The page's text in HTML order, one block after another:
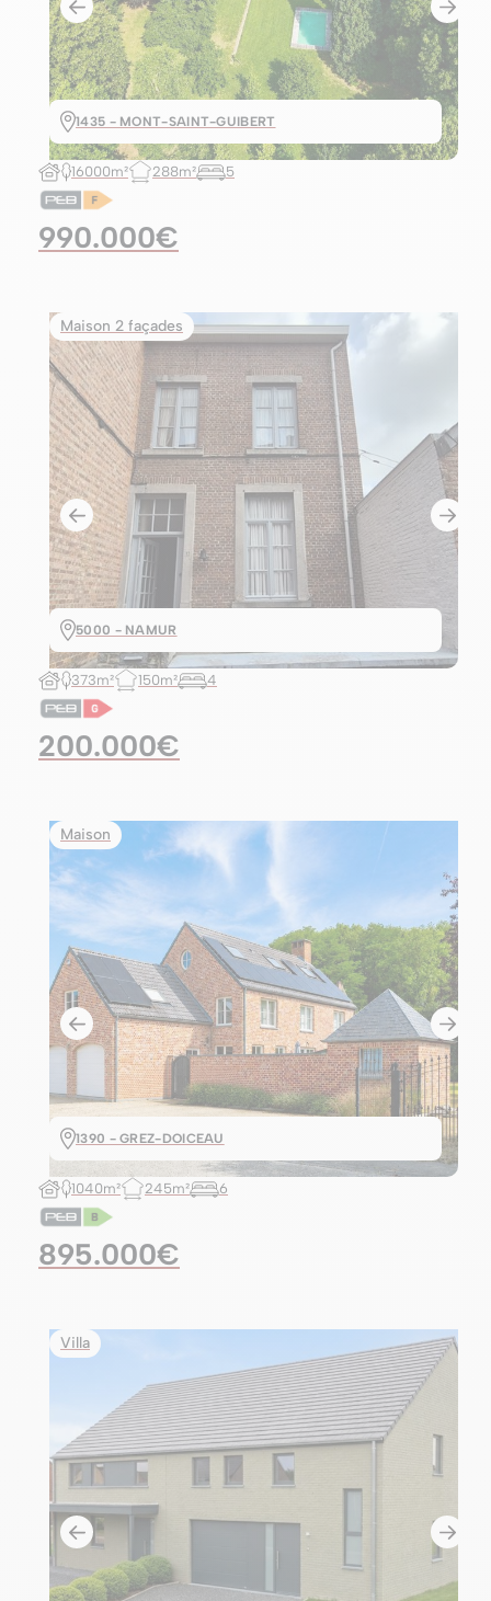
1435 - MONT-SAINT-GUIBERT
16000m² 288m² 5
990.000€
Maison 2 façades
5000 - NAMUR
373m² 150m² 4
200.000€
Maison
1390 - GREZ-DOICEAU
1040m² 245m² 6
895.000€
Villa